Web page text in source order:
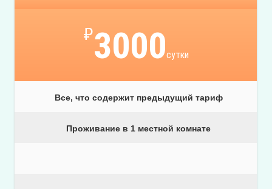
₽3000сутки
Все, что содержит предыдущий тариф
Проживание в 1 местной комнате